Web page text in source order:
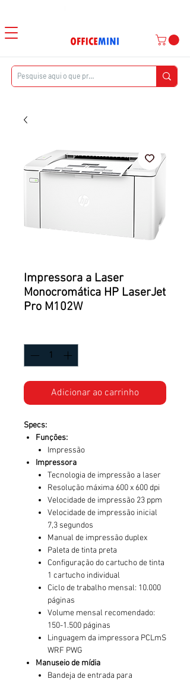
Impressora a Laser
Monocromática HP LaserJet
Pro M102W
Adicionar ao carrinho
Specs:
Funções:
Impressão
Impressora
Tecnologia de impressão a laser
Resolução máxima 600 x 600 dpi
Velocidade de impressão 23 ppm
Velocidade de impressão inicial
7,3 segundos
Manual de impressão duplex
Paleta de tinta preta
Configuração do cartucho de tinta
1 cartucho individual
Ciclo de trabalho mensal: 10.000
páginas
Volume mensal recomendado:
150-1.500 páginas
Linguagem da impressora PCLmS
WRF PWG
Manuseio de mídia
Bandeja de entrada para